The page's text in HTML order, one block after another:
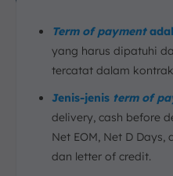
Term of payment
yang harus dipatuhi
tercatat dalam
Jenis-jenis term of
delivery, cash before
Net EOM, Net D
dan letter of credit.